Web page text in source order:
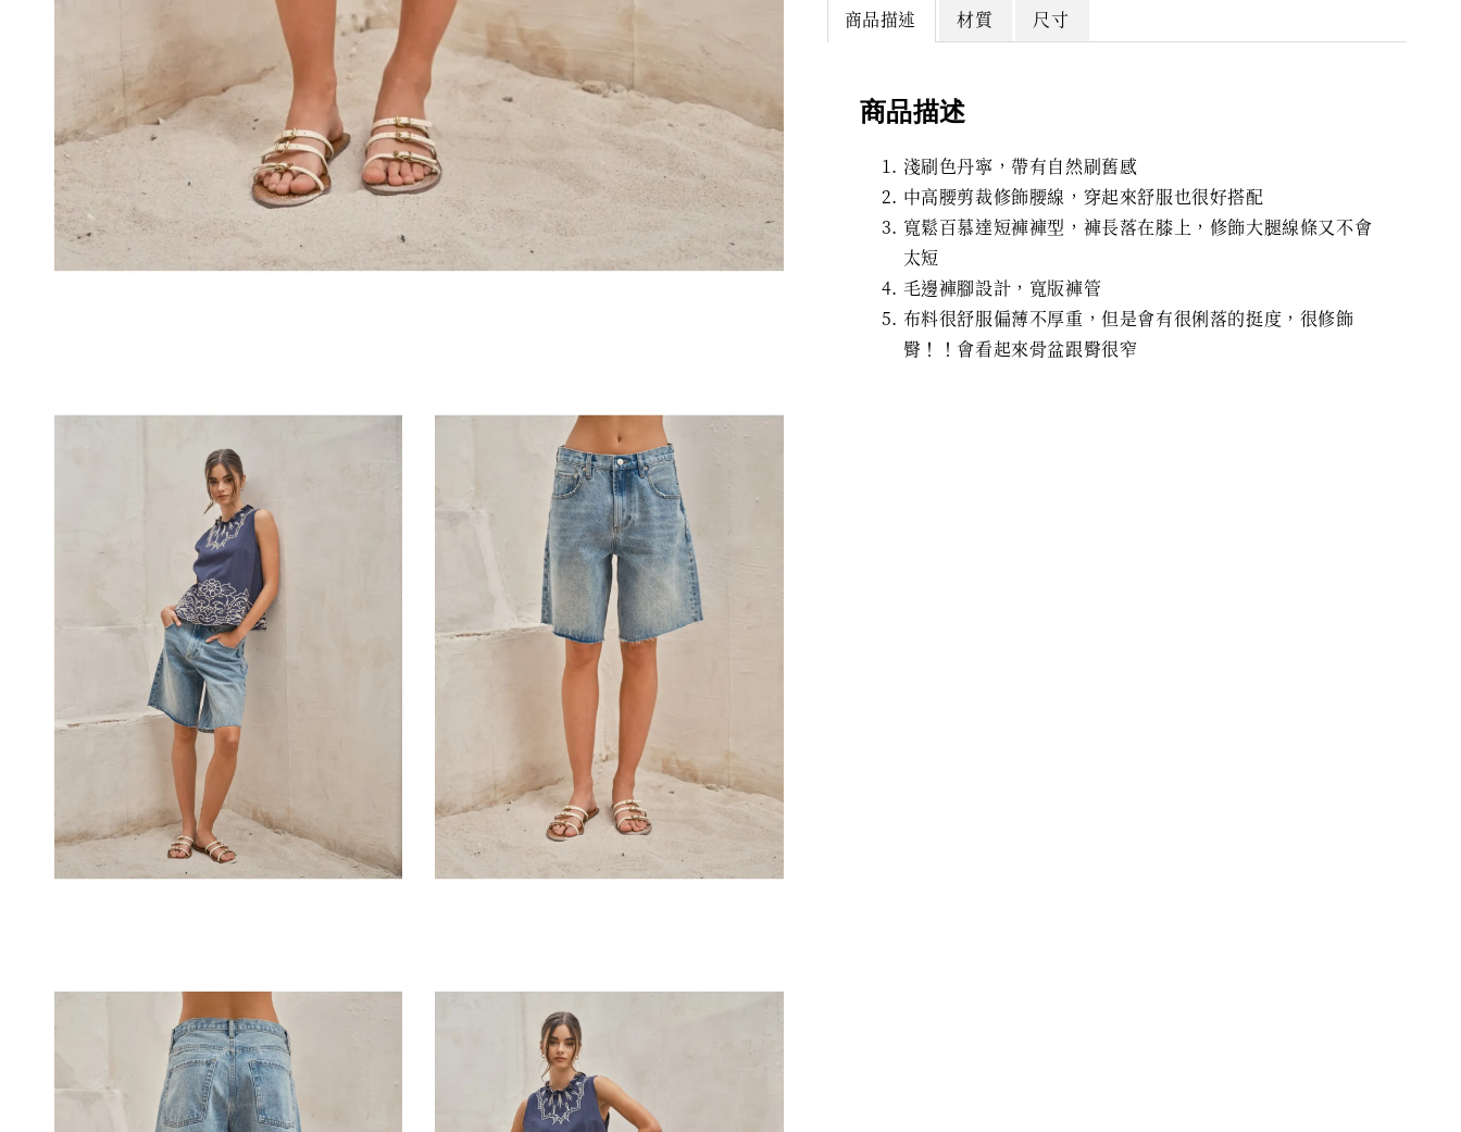
商品描述 材質 尺寸
商品描述
淺刷色丹寧，帶有自然刷舊感
中高腰剪裁修飾腰線，穿起來舒服也很好搭配
寬鬆百慕達短褲褲型，褲長落在膝上，修飾大腿線條又不會
太短
毛邊褲腳設計， 寬版褲管
布料很舒服偏薄不厚重，但是會有很俐落的挺度，很修飾
臀！！會看起來骨盆跟臀很窄